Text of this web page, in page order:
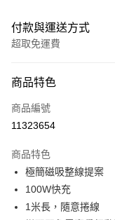
付款與運送方式
超取免運費
全家線上支付
超商取貨付款
運送方式
全家取貨付款
免運費
商品特色
商品編號
11323654
商品特色
極簡磁吸整線提案
100W快充
1米長，隨意捲線